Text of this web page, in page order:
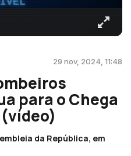
29 nov, 2024, 11:48
para o Chega
da República, em